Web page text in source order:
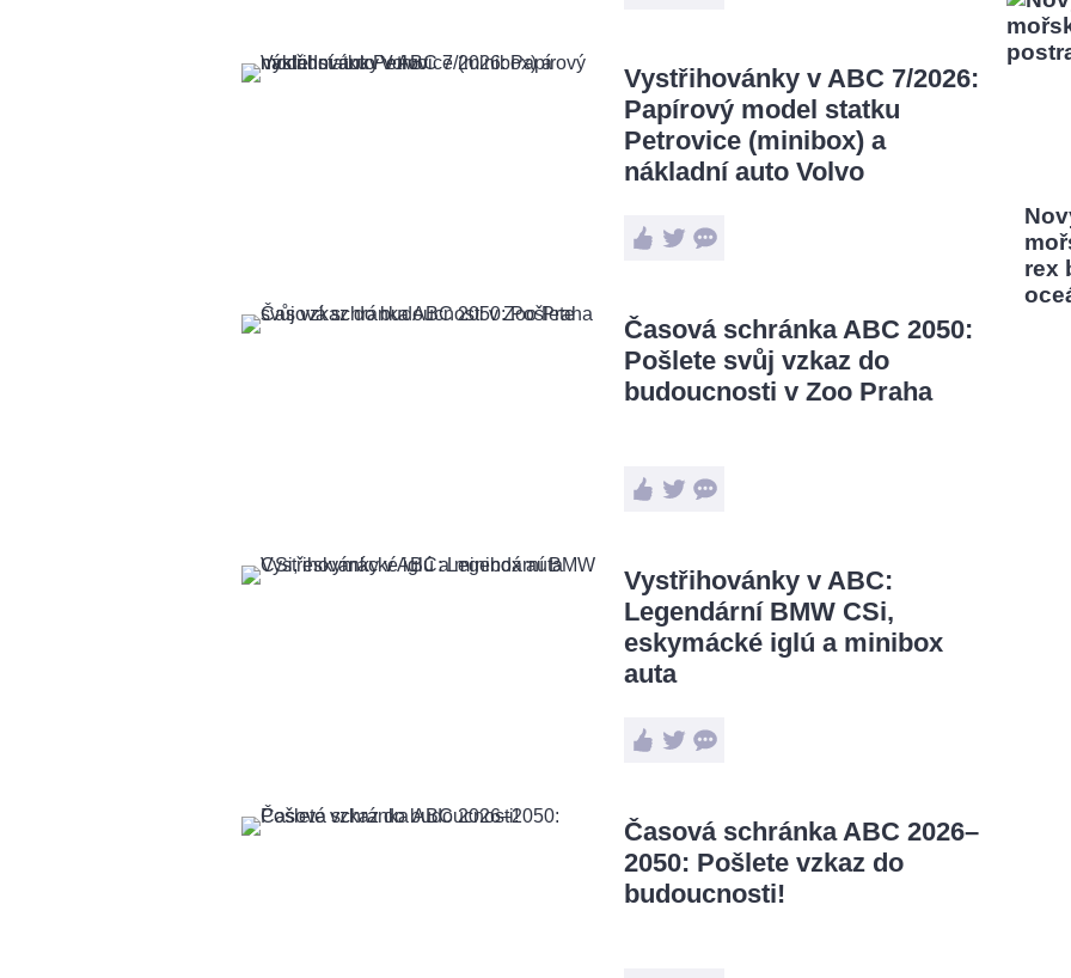
Vystřihovánky v ABC 7/2026:
Papírový model statku
Petrovice (minibox) a
nákladní auto Volvo
Časová schránka ABC 2050:
Pošlete svůj vzkaz do
budoucnosti v Zoo Praha
Vystřihovánky v ABC:
Legendární BMW CSi,
eskymácké iglú a minibox
auta
Časová schránka ABC 2026–
2050: Pošlete vzkaz do
budoucnosti!
rex